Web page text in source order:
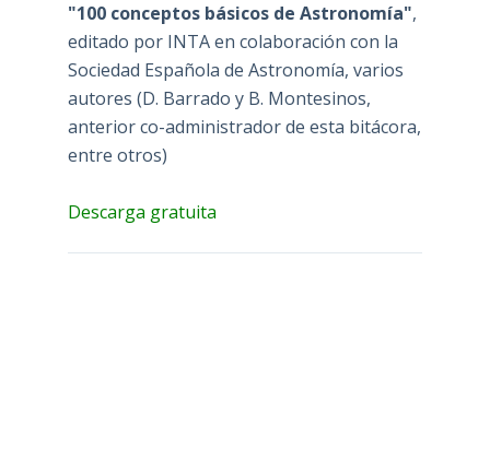
"100 conceptos básicos de Astronomía",
editado por INTA en colaboración con la
Sociedad Española de Astronomía, varios
autores (D. Barrado y B. Montesinos,
anterior co-administrador de esta bitácora,
entre otros)
Descarga gratuita